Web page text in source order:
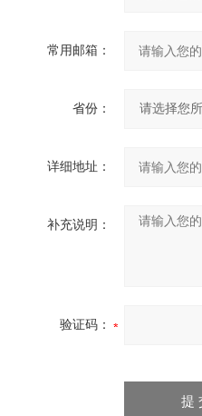
常用邮箱：
省份：
详细地址：
补充说明：
验证码：